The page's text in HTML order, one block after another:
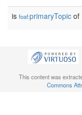
is foaf:primaryTopic of
This content was
Commons